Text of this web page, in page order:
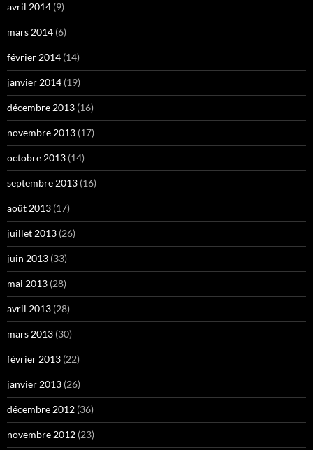
avril 2014 (9)
mars 2014 (6)
février 2014 (14)
janvier 2014 (19)
décembre 2013 (16)
novembre 2013 (17)
octobre 2013 (14)
septembre 2013 (16)
août 2013 (17)
juillet 2013 (26)
juin 2013 (33)
mai 2013 (28)
avril 2013 (28)
mars 2013 (30)
février 2013 (22)
janvier 2013 (26)
décembre 2012 (36)
novembre 2012 (23)